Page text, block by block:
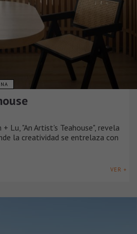
Lu, "An Artist's Teahouse", revela
la creatividad se entrelaza con
VER +